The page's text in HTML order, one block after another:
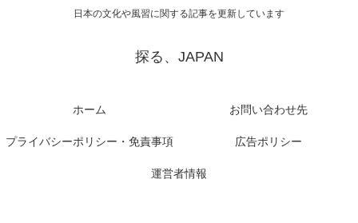
日本の文化や風習に関する記事を更新しています
探る、JAPAN
ホーム お問い合わせ先
プライバシーポリシー・免責事項 広告ポリシー
運営者情報